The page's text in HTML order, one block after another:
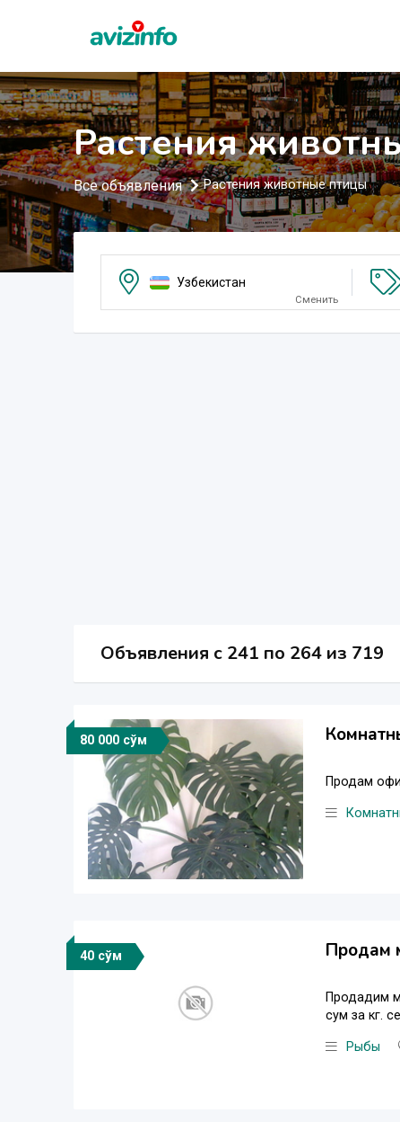
Растения
Все объявления Растения животные птицы
Узбекистан
Сменить
Объявления c 241 по 264 из 719
80 000 сўм
Продам
40 сўм Продам
Продадим
сум за кг.
Рыбы